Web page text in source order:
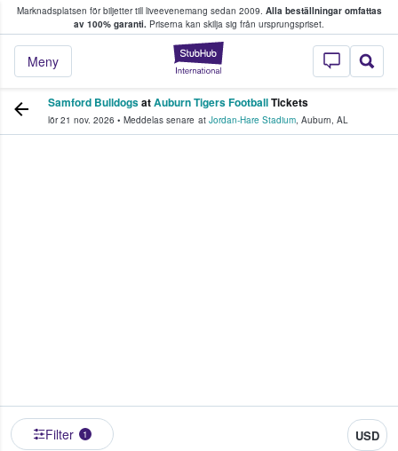
Marknadsplatsen för biljetter till liveevenemang sedan 2009. Alla beställningar omfattas
av 100% garanti. Priserna kan skilja sig från ursprungspriset.
StubHub – där
Meny
köper och säljer biljetter.
Samford BulldogsatAuburn Tigers FootballTickets
lör 21 nov. 2026 • Meddelas senare at Jordan-Hare Stadium, Auburn, AL
Filter 1 USD